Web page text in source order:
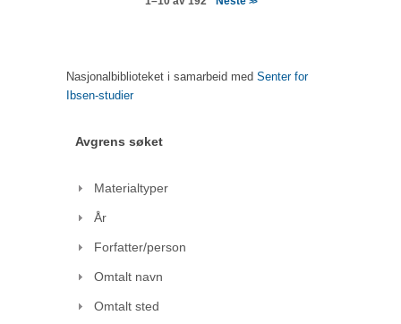
Nasjonalbiblioteket i samarbeid med Senter for
Ibsen-studier
Avgrens søket
Materialtyper
År
Forfatter/person
Omtalt navn
Omtalt sted